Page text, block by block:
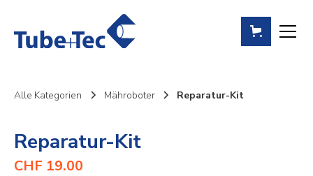
Alle Kategorien Mähroboter Reparatur-Kit
Reparatur-Kit
CHF 19.00